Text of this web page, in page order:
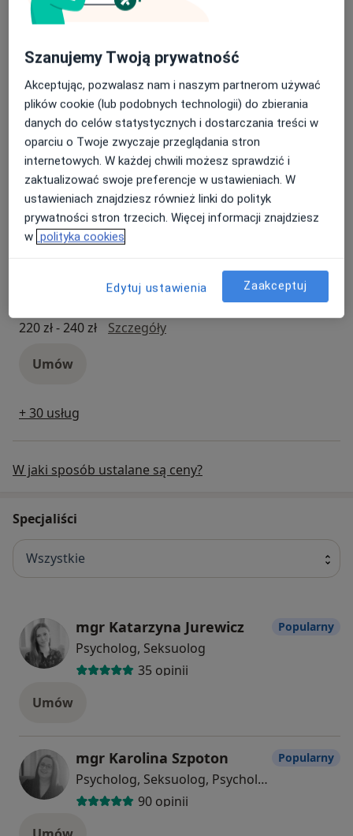
Umów
Konsultacja seksuologiczna
160 zł - 230 zł
Szczegółykonsultacja seksuologiczna
Umów
Poradnictwo dla rodziców
230 zł - 240 zł
Szczegóły poradnictwo dla rodziców
Umów
220 zł - 240 zł
Szczegółyporadnictwo psychologiczne
Umów
+ 30 usług
W jaki sposób ustalane są ceny?
Specjaliści
Wszystkie
mgr Katarzyna Jurewicz
Psycholog, Seksuolog
35 opinii
Popularny
Umów
mgr Karolina Szpoton
Psycholog, Seksuolog, Psycholog dziecięcy
90 opinii
Popularny
Szanujemy Twoją prywatność
Akceptując, pozwalasz nam i naszym partnerom używać
plików cookie (lub podobnych technologii) do zbierania
danych do celów statystycznych i dostarczania treści w
oparciu o Twoje zwyczaje przeglądania stron
internetowych. W każdej chwili możesz sprawdzić i
zaktualizować swoje preferencje w ustawieniach. W
ustawieniach znajdziesz również linki do polityk
prywatności stron trzecich. Więcej informacji znajdziesz
w polityka cookies
Edytuj ustawienia Zaakceptuj